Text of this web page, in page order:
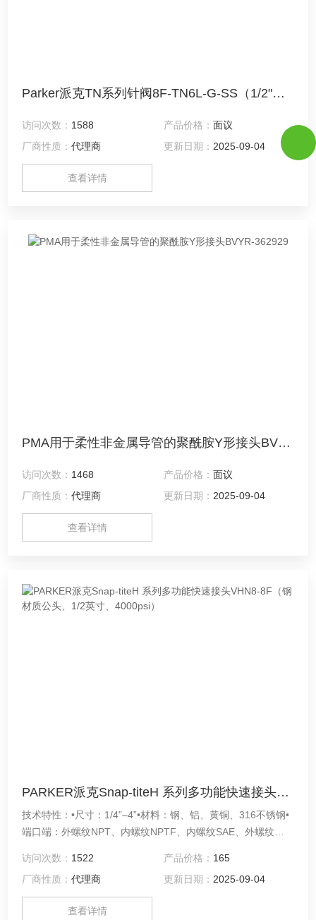
Parker派克TN系列针阀8F-TN6L-G-SS（1/2"英寸 NPTF，阀杆填料石墨）
访问次数： 1588 产品价格： 面议
厂商性质：代理商 更新日期： 2025-09-04
查看详情
PMA用于柔性非金属导管的聚酰胺Y形接头BVYR-362929
访问次数： 1468 产品价格： 面议
厂商性质：代理商 更新日期： 2025-09-04
查看详情
PARKER派克Snap-titeH 系列多功能快速接头VHN8-8F（钢材质公头、1/2英寸、4000psi）
技术特性：•尺寸：1/4”–4”•材料：钢、铝、黄铜、316不锈钢•
端口端：外螺纹NPT、内螺纹NPTF、内螺纹SAE、外螺纹
场：•工业•建筑•石油和天然气•农业特点/优势：•原装Snap-
titeH系列多用途联轴器
访问次数： 1522 产品价格： 165
厂商性质：代理商 更新日期： 2025-09-04
查看详情